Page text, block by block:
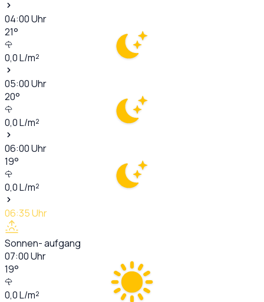
04:00Uhr
21°
0,0L/m²
05:00Uhr
20°
0,0L/m²
06:00Uhr
19°
0,0L/m²
06:35Uhr
Sonnen- aufgang
07:00Uhr
19°
0,0L/m²